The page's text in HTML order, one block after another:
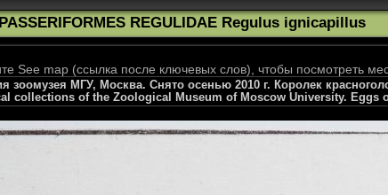
REGULIDAE Regulus ignicapillus
See map (ссылка после ключевых слов), чтобы посмотреть
зоомузея МГУ, Москва. Снято осенью 2010 г. Королек
collections of the Zoological Museum of Moscow University. Eggs